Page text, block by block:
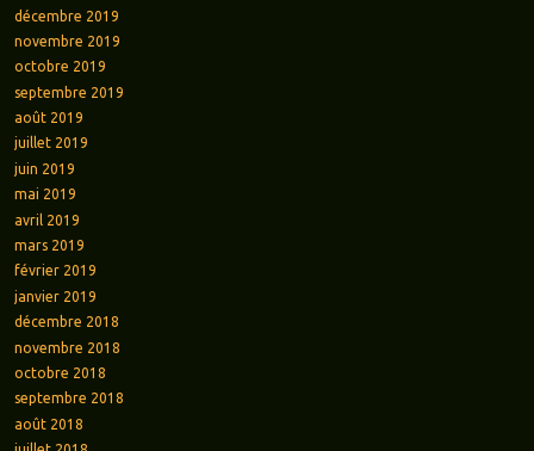
décembre 2019
novembre 2019
octobre 2019
septembre 2019
août 2019
juillet 2019
juin 2019
mai 2019
avril 2019
mars 2019
février 2019
janvier 2019
décembre 2018
novembre 2018
octobre 2018
septembre 2018
août 2018